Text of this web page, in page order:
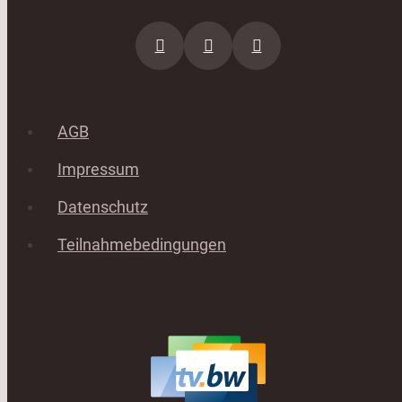
AGB
Impressum
Datenschutz
Teilnahmebedingungen